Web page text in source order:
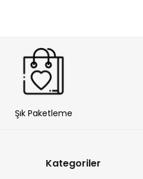
Şık Paketleme
Kategoriler